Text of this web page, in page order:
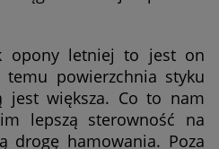
opony letniej to jest on
temu powierzchnia styku
jest większa. Co to nam
lepszą sterowność na
drogę hamowania. Poza